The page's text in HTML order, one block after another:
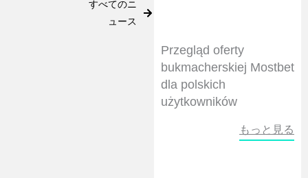
すべてのニ
ュース
Przegląd oferty
bukmacherskiej Mostbet
dla polskich
użytkowników
もっと見る